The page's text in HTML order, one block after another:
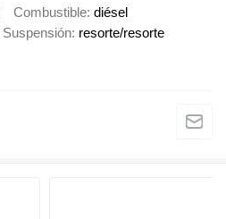
Combustible diésel
Suspensión resorte/resorte